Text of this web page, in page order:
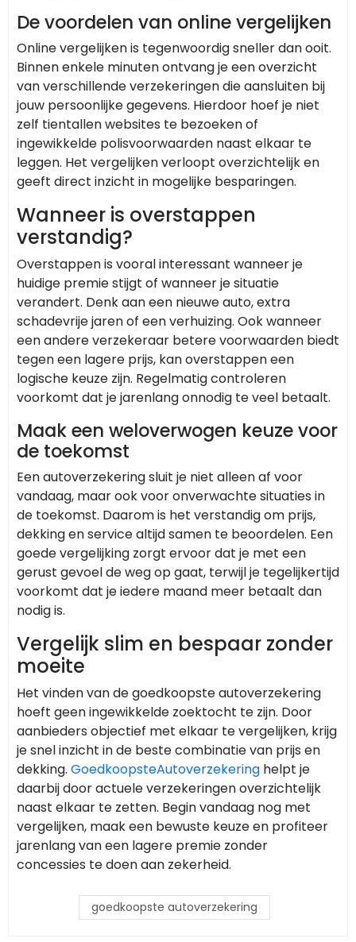
De voordelen van online vergelijken
Online vergelijken is tegenwoordig sneller dan ooit.
Binnen enkele minuten ontvang je een overzicht
van verschillende verzekeringen die aansluiten bij
jouw persoonlijke gegevens. Hierdoor hoef je niet
zelf tientallen websites te bezoeken of
ingewikkelde polisvoorwaarden naast elkaar te
leggen. Het vergelijken verloopt overzichtelijk en
geeft direct inzicht in mogelijke besparingen.
Wanneer is overstappen
verstandig?
Overstappen is vooral interessant wanneer je
huidige premie stijgt of wanneer je situatie
verandert. Denk aan een nieuwe auto, extra
schadevrije jaren of een verhuizing. Ook wanneer
een andere verzekeraar betere voorwaarden biedt
tegen een lagere prijs, kan overstappen een
logische keuze zijn. Regelmatig controleren
voorkomt dat je jarenlang onnodig te veel betaalt.
Maak een weloverwogen keuze voor
de toekomst
Een autoverzekering sluit je niet alleen af voor
vandaag, maar ook voor onverwachte situaties in
de toekomst. Daarom is het verstandig om prijs,
dekking en service altijd samen te beoordelen. Een
goede vergelijking zorgt ervoor dat je met een
gerust gevoel de weg op gaat, terwijl je tegelijkertijd
voorkomt dat je iedere maand meer betaalt dan
nodig is.
Vergelijk slim en bespaar zonder
moeite
Het vinden van de goedkoopste autoverzekering
hoeft geen ingewikkelde zoektocht te zijn. Door
aanbieders objectief met elkaar te vergelijken, krijg
je snel inzicht in de beste combinatie van prijs en
dekking. GoedkoopsteAutoverzekering helpt je
daarbij door actuele verzekeringen overzichtelijk
naast elkaar te zetten. Begin vandaag nog met
vergelijken, maak een bewuste keuze en profiteer
jarenlang van een lagere premie zonder
concessies te doen aan zekerheid.
goedkoopste autoverzekering